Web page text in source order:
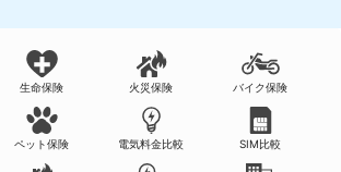
生命保険 火災保険 バイク保険
ペット保険 電気料金比較 SIM比較